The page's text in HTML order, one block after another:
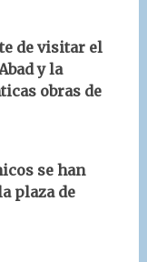
de visitar el
y la
obras de
se han
plaza de